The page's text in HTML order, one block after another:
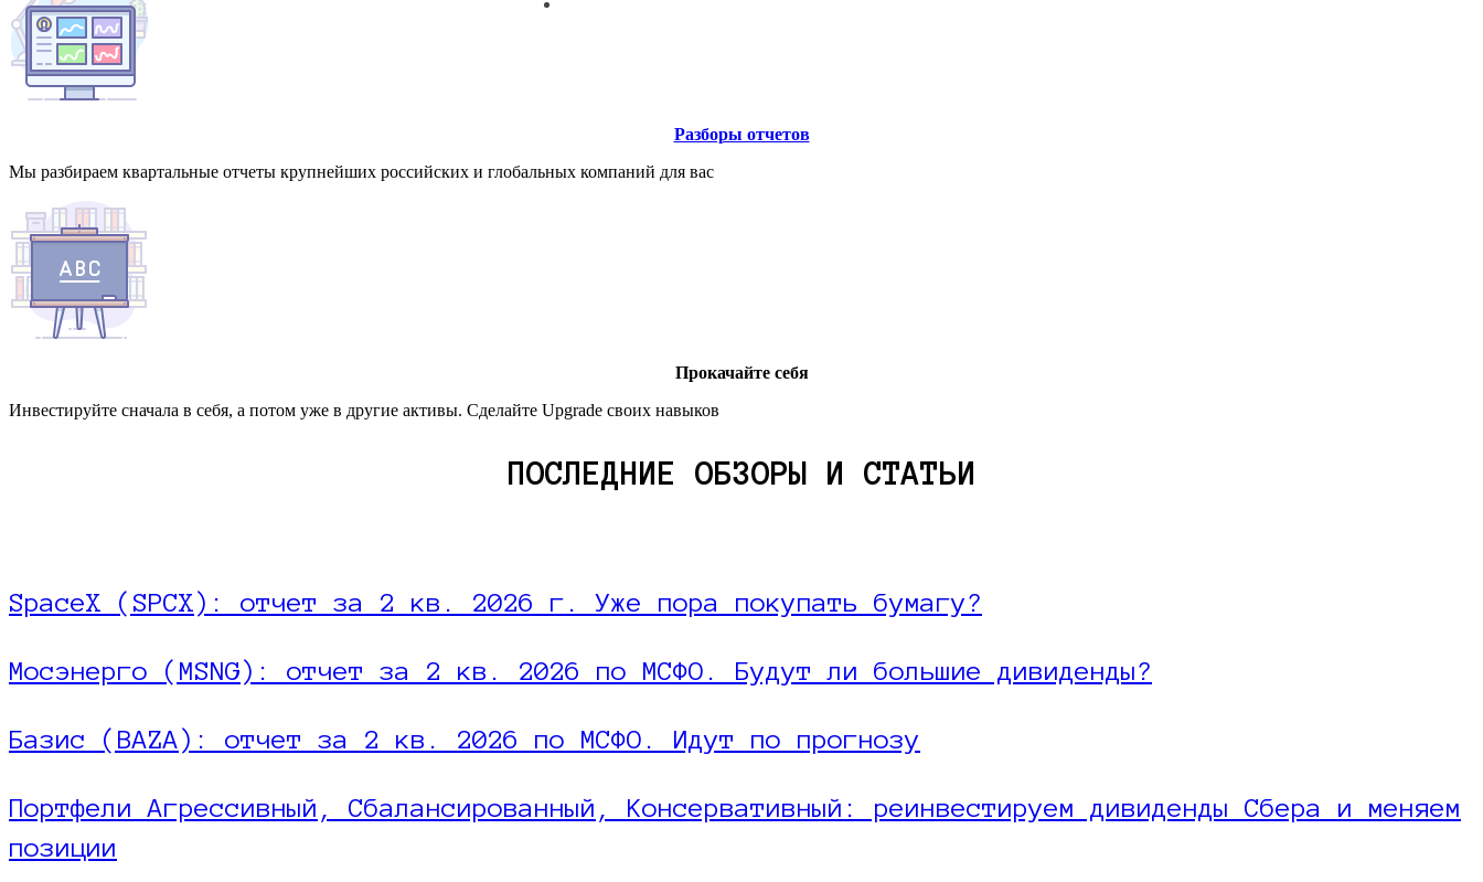
Разборы отчетов
Мы разбираем квартальные отчеты крупнейших российских и глобальных компаний для вас
Прокачайте себя
Инвестируйте сначала в себя, а потом уже в другие активы. Сделайте Upgrade своих навыков
ПОСЛЕДНИЕ ОБЗОРЫ И СТАТЬИ
SpaceX (SPCX): отчет за 2 кв. 2026 г. Уже пора покупать бумагу?
Мосэнерго (MSNG): отчет за 2 кв. 2026 по МСФО. Будут ли большие дивиденды?
Базис (BAZA): отчет за 2 кв. 2026 по МСФО. Идут по прогнозу
Портфели Агрессивный, Сбалансированный, Консервативный: реинвестируем дивиденды Сбера и меняем
позиции